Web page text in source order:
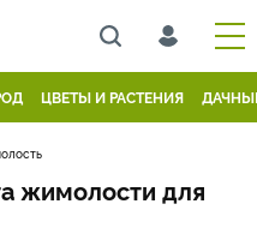
ЦВЕТЫ И РАСТЕНИЯ
жимолости для